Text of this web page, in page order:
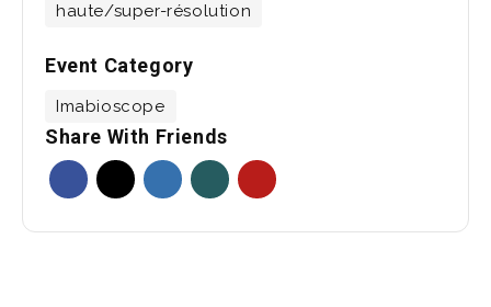
haute/super-résolution
Event Category
Imabioscope
Share With Friends